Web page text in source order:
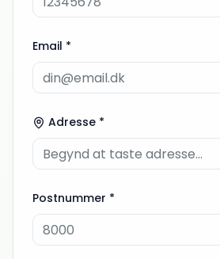
Email *
Adresse *
Postnummer *